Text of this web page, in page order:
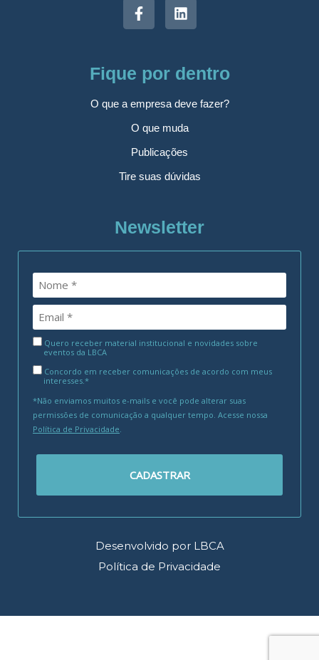
Fique por dentro
O que a empresa deve fazer?
O que muda
Publicações
Tire suas dúvidas
Newsletter
Quero receber material institucional e novidades sobre
eventos da LBCA
Concordo em receber comunicações de acordo com meus
interesses.*
*Não enviamos muitos e-mails e você pode alterar suas
permissões de comunicação a qualquer tempo. Acesse nossa
Política de Privacidade.
CADASTRAR
Desenvolvido por LBCA
Política de Privacidade